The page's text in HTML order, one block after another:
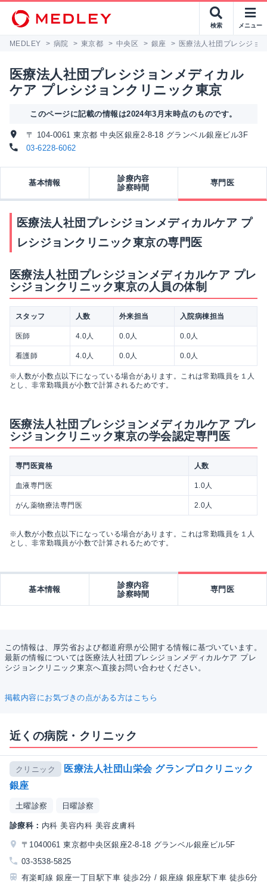
検索 メニュー
MEDLEY > 病院 > 東京都 > 中央区 > 銀座 > 医療法人社団プレシジョ
医療法人社団プレシジョンメディカル
ケア プレシジョンクリニック東京
このページに記載の情報は2024年3月末時点のものです。
〒 104-0061 東京都 中央区銀座2-8-18 グランベル銀座ビル3F
03-6228-6062
基本情報
診療内容
診察時間
専門医
医療法人社団プレシジョンメディカルケア プ
レシジョンクリニック東京の専門医
医療法人社団プレシジョンメディカルケア プレ
シジョンクリニック東京の人員の体制
スタッフ 人数 外来担当 入院病棟担当
医師 4.0人 0.0人 0.0人
看護師 4.0人 0.0人 0.0人
※人数が小数点以下になっている場合があります。これは常勤職員を１人
とし、非常勤職員が小数で計算されるためです。
医療法人社団プレシジョンメディカルケア プレ
シジョンクリニック東京の学会認定専門医
専門医資格 人数
血液専門医 1.0人
がん薬物療法専門医 2.0人
※人数が小数点以下になっている場合があります。これは常勤職員を１人
とし、非常勤職員が小数で計算されるためです。
基本情報
診療内容
診察時間
専門医
この情報は、厚労省および都道府県が公開する情報に基づいています。
最新の情報については医療法人社団プレシジョンメディカルケア プレ
シジョンクリニック東京へ直接お問い合わせください。
掲載内容にお気づきの点がある方はこちら
近くの病院・クリニック
クリニック
医療法人社団山栄会 グランプロクリニック
銀座
土曜診察 日曜診察
診療科： 内科 美容内科 美容皮膚科
〒1040061 東京都中央区銀座2-8-18 グランベル銀座ビル5F
03-3538-5825
有楽町線 銀座一丁目駅下車 徒歩2分 / 銀座線 銀座駅下車 徒歩6分